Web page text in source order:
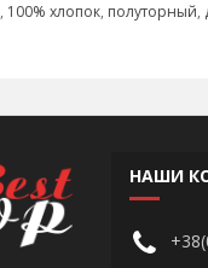
, 100% хлопок, полуторный,
НАШИ